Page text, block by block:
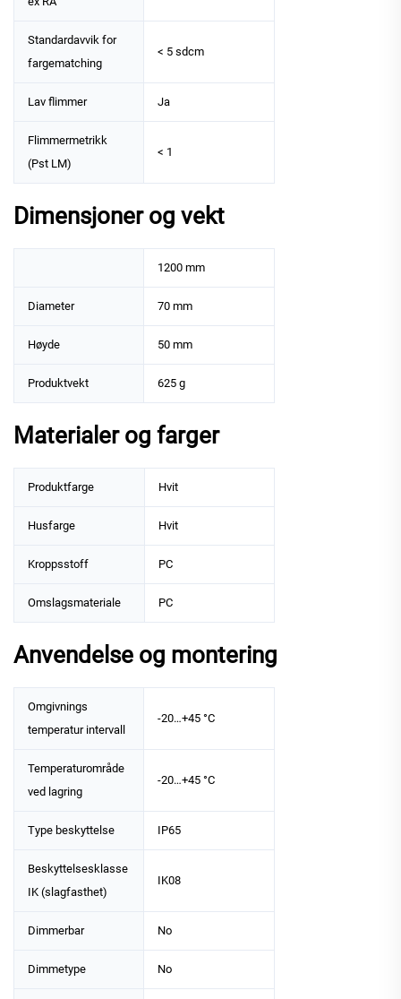
Standardavvik for
fargematching
< 5 sdcm
Lav flimmer Ja
Flimmermetrikk
(Pst LM)
< 1
Dimensjoner og vekt
1200 mm
Diameter 70 mm
Høyde 50 mm
Produktvekt 625 g
Materialer og farger
Produktfarge Hvit
Husfarge Hvit
Kroppsstoff PC
Omslagsmateriale PC
Anvendelse og montering
Omgivnings
temperatur intervall
-20…+45 °C
Temperaturområde
ved lagring
-20…+45 °C
Type beskyttelse IP65
Beskyttelsesklasse
IK (slagfasthet)
IK08
Dimmerbar No
Dimmetype No